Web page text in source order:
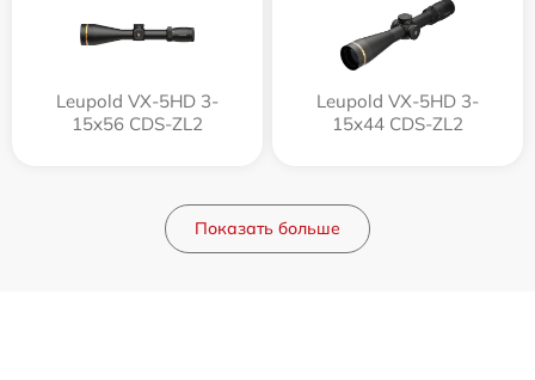
Leupold VX-5HD 3-
15x56 CDS-ZL2
Leupold VX-5HD 3-
15x44 CDS-ZL2
Показать больше